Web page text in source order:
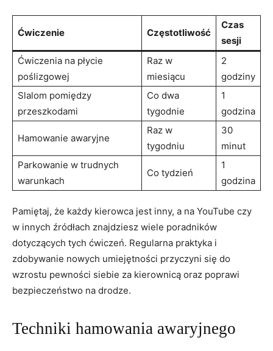
Ćwiczenie Częstotliwość
Czas
sesji
Ćwiczenia na płycie
poślizgowej
Raz w​
miesiącu
2
godziny
Slalom pomiędzy
przeszkodami
Co dwa
tygodnie
1
godzina
Hamowanie awaryjne
Raz w
tygodniu
30
‌minut
Parkowanie w trudnych
warunkach
Co tydzień
1
godzina
Pamiętaj, że każdy kierowca ⁢jest inny, a na⁤ YouTube czy
w innych źródłach znajdziesz​ wiele ‌poradników
dotyczących ⁢tych ćwiczeń. Regularna praktyka i
zdobywanie nowych umiejętności przyczyni się do
‌wzrostu ⁢pewności siebie za kierownicą oraz poprawi
bezpieczeństwo⁤ na drodze.
Techniki hamowania awaryjnego